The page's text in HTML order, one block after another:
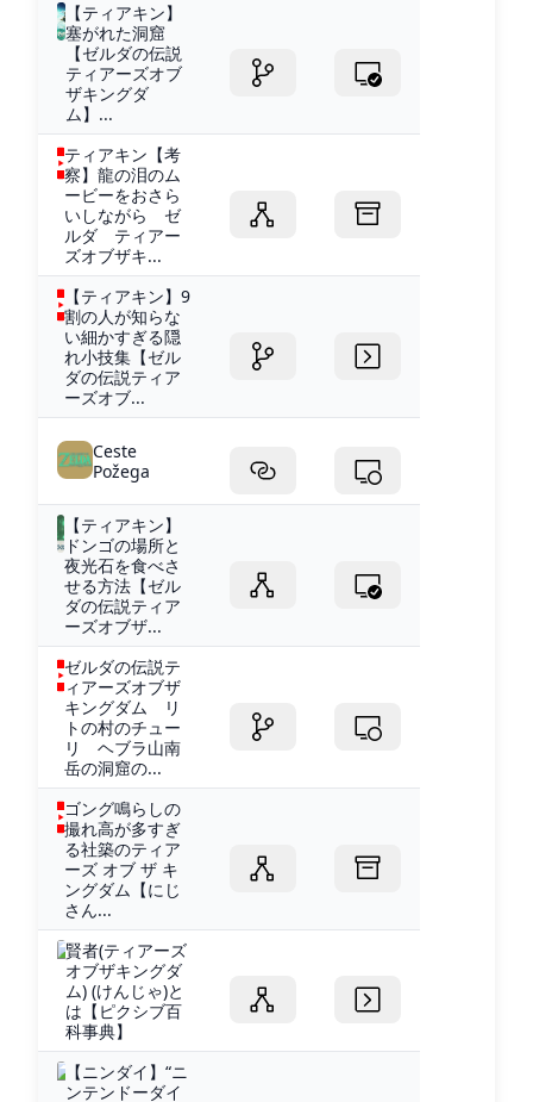
【ティアキン】
塞がれた洞窟
【ゼルダの伝説
ティアーズオブ
ザキングダ
ム】...
ティアキン【考
察】龍の泪のム
ービーをおさら
いしながら ゼ
ルダ ティアー
ズオブザキ...
【ティアキン】9
割の人が知らな
い細かすぎる隠
れ小技集【ゼル
ダの伝説ティア
ーズオブ...
Ceste
Požega
【ティアキン】
ドンゴの場所と
夜光石を食べさ
せる方法【ゼル
ダの伝説ティア
ーズオブザ...
ゼルダの伝説テ
ィアーズオブザ
キングダム リ
トの村のチュー
リ ヘブラ山南
岳の洞窟の...
ゴング鳴らしの
撮れ高が多すぎ
る社築のティア
ーズ オブ ザ キ
ングダム【にじ
さん...
賢者(ティアーズ
オブザキングダ
ム) (けんじゃ)と
は【ピクシブ百
科事典】
【ニンダイ】“ニ
ンテンドーダイ